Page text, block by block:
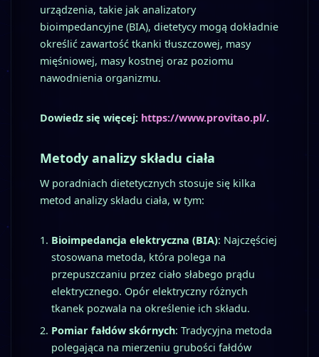
urządzenia, takie jak analizatory
bioimpedancyjne (BIA), dietetycy mogą dokładnie
określić zawartość tkanki tłuszczowej, masy
mięśniowej, masy kostnej oraz poziomu
nawodnienia organizmu.
Dowiedz się więcej: https://www.provitao.pl/.
Metody analizy składu ciała
W poradniach dietetycznych stosuje się kilka
metod analizy składu ciała, w tym:
Bioimpedancja elektryczna (BIA): Najczęściej
stosowana metoda, która polega na
przepuszczaniu przez ciało słabego prądu
elektrycznego. Opór elektryczny różnych
tkanek pozwala na określenie ich składu.
Pomiar fałdów skórnych: Tradycyjna metoda
polegająca na mierzeniu grubości fałdów